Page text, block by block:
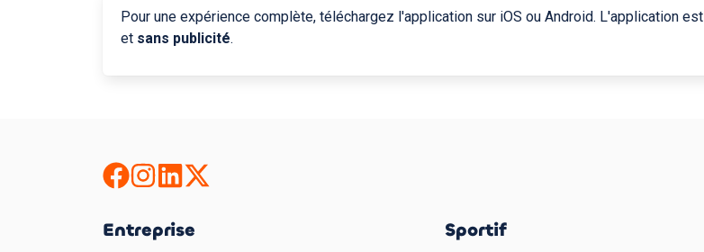
Pour une expérience complète, téléchargez l'application sur iOS ou Android. L'application est
et sans publicité.
Entreprise Sportif